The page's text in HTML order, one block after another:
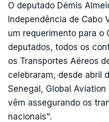
O deputado Démis
Independência de Cabo
um requerimento para o
deputados, todos os
os Transportes Aéreos
celebraram, desde abril
Senegal, Global
vêm assegurando os
nacionais".